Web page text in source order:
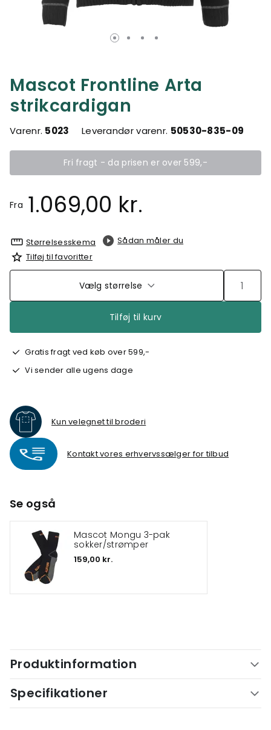
Mascot Frontline Arta
strikcardigan
Varenr. 5023 Leverandør varenr. 50530-835-09
Fri fragt - da prisen er over 599,-
Fra 1.069,00 kr.
Størrelsesskema
Sådan måler du
Tilføj til favoritter
Vælg størrelse
Tilføj til kurv
Gratis fragt ved køb over 599,-
Vi sender alle ugens dage
Kun velegnet til broderi
Kontakt vores erhvervssælger for tilbud
Se også
Mascot Mongu 3-pak
sokker/strømper
159,00 kr.
Produktinformation
Specifikationer